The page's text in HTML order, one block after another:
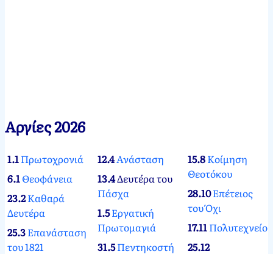
Αργίες 2026
1.1Πρωτοχρονιά
6.1Θεοφάνεια
23.2Καθαρά
Δευτέρα
25.3Επανάσταση
του 1821
12.4Ανάσταση
13.4Δευτέρα του
Πάσχα
1.5Εργατική
Πρωτομαγιά
31.5Πεντηκοστή
15.8Κοίμηση
Θεοτόκου
28.10Επέτειος
του Όχι
17.11Πολυτεχνείο
25.12